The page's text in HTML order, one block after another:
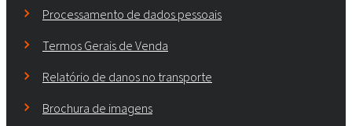
Processamento de dados pessoais
Termos Gerais de Venda
Relatório de danos no transporte
Brochura de imagens